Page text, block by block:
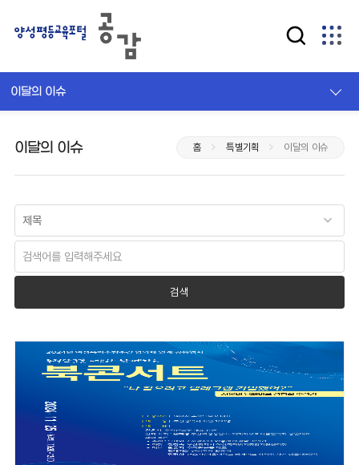
이달의 이슈
이달의 이슈 홈 특별기획 이달의 이슈
검색